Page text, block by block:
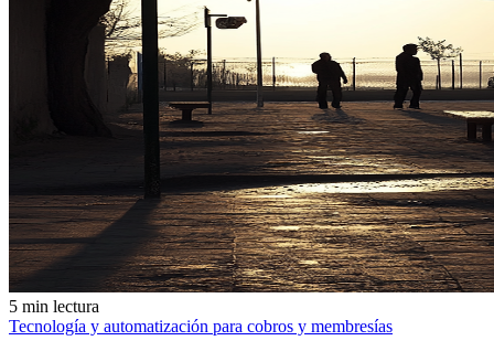
5 min lectura
Tecnología y automatización para cobros y membresías